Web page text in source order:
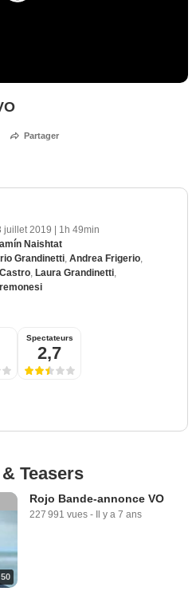
Partager
juillet 2019 | 1h 49min
Naishtat
Grandinetti Andrea Frigerio
Laura Grandinetti
Spectateurs
2,7
Teasers
Rojo Bande-annonce VO
227 991 vues - Il y a 7 ans